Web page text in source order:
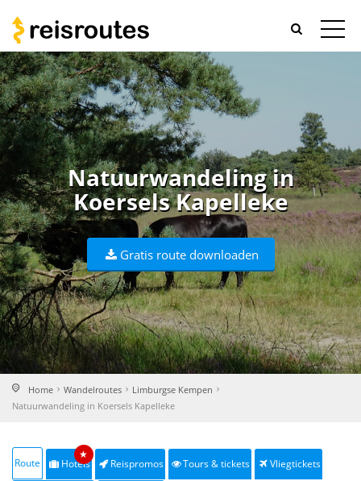
Natuurwandeling in
Koersels Kapelleke
Gratis route downloaden
Home Wandelroutes
Limburgse Kempen
Natuurwandeling in Koersels Kapelleke
Route Hotels
★
Reispromos Tours & tickets Vliegtickets